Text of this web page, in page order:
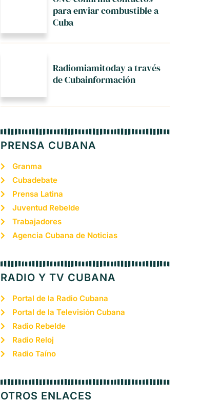
para enviar combustible a
Cuba
Radiomiamitoday a través
de Cubainformación
PRENSA CUBANA
Granma
Cubadebate
Prensa Latina
Juventud Rebelde
Trabajadores
Agencia Cubana de Noticias
RADIO Y TV CUBANA
Portal de la Radio Cubana
Portal de la Televisión Cubana
Radio Rebelde
Radio Reloj
Radio Taíno
OTROS ENLACES